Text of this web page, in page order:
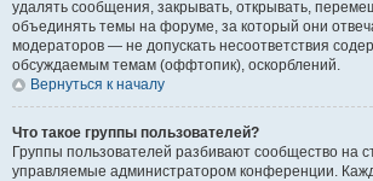
удалять сообщения, закрывать, открывать,
объединять темы на форуме, за который они
модераторов — не допускать несоответствия
обсуждаемым темам (оффтопик), оскорблений.
Вернуться к началу
Что такое группы пользователей?
Группы пользователей разбивают сообщество на
управляемые администратором конференции.